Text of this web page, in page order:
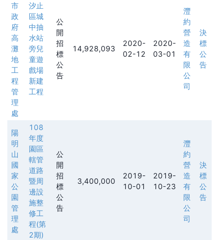
市
政
府
高
灘
地
工
程
管
理
處
汐止
區城
中抽
水站
旁兒
童遊
戲場
新建
工程
公
開
招
標
公
告
14,928,093
2020-
02-12
2020-
03-01
灃
約
營
造
有
限
公
司
決
標
公
告
陽
明
山
國
家
公
園
管
理
處
108
年度
園區
轄管
道路
暨周
邊設
施整
修工
程(第
2期)
公
開
招
標
公
告
3,400,000
2019-
10-01
2019-
10-23
灃
約
營
造
有
限
公
司
決
標
公
告